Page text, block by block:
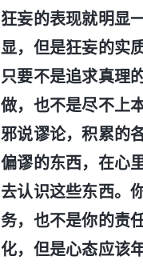
狂妄的表现就明显
显，但是狂妄的实
只要不是追求真理
做，也不是尽不上
邪说谬论，积累的
偏谬的东西，在心
去认识这些东西。
务，也不是你的责
化，但是心态应该